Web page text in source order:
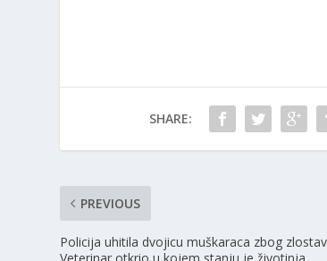
SHARE:
PREVIOUS
Policija uhitila dvojicu muškaraca zbog